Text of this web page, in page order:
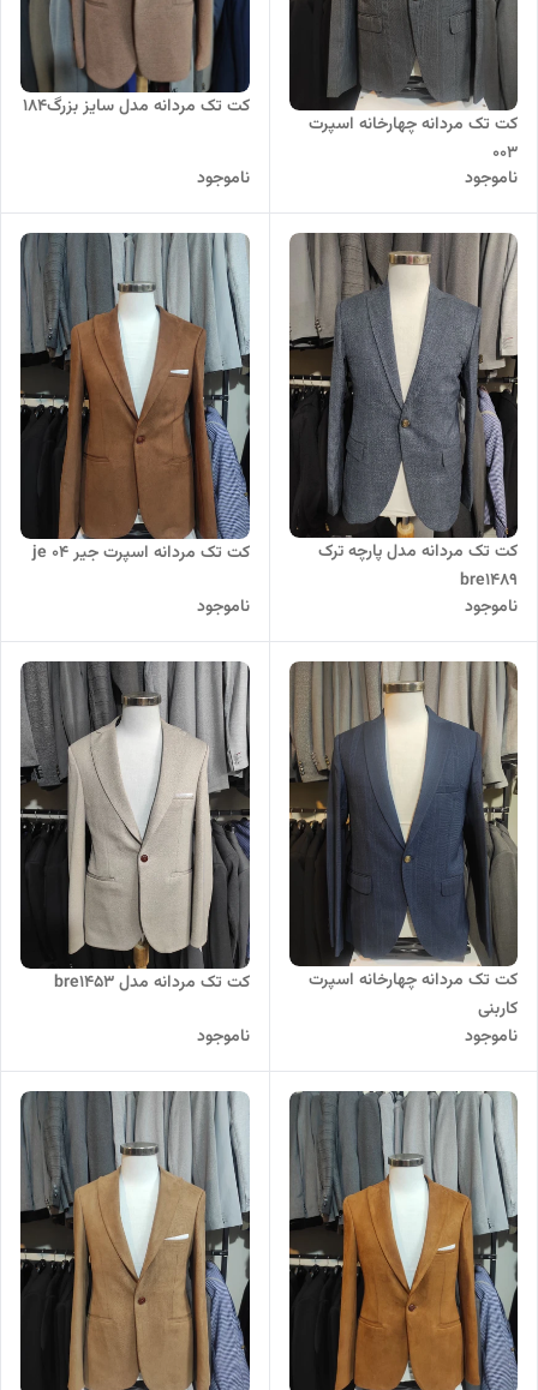
کت تک مردانه چهارخانه اسپرت
003
ناموجود
کت تک مردانه مدل سایز بزرگ184
ناموجود
کت تک مردانه مدل پارچه ترک
bre1489
ناموجود
کت تک مردانه اسپرت جیر je 04
ناموجود
کت تک مردانه چهارخانه اسپرت
کاربنی
ناموجود
کت تک مردانه مدل bre1453
ناموجود